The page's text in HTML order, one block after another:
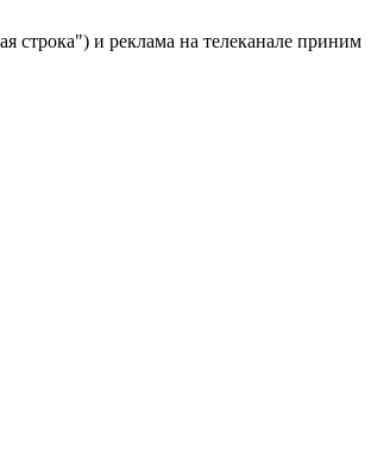
и реклама на телеканале